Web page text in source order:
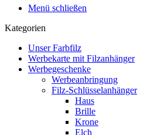
Menü schließen
Kategorien
Unser Farbfilz
Werbekarte mit Filzanhänger
Werbegeschenke
Werbeanbringung
Filz-Schlüsselanhänger
Haus
Brille
Krone
Elch